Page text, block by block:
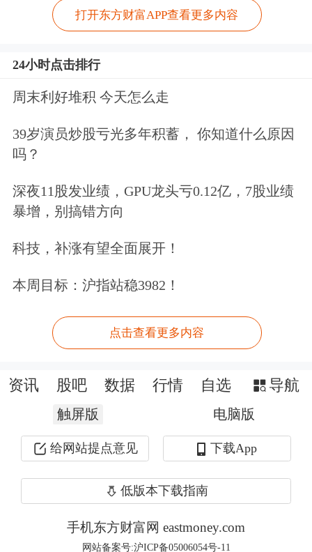
为此，主动退市都是国资公司的一种专
不会选择主动退市。
柴（扬州）投资有限公司，持有*ST亚
东省国资委，控股上市公司的比例为
个强大的背景，所以控股股东才有勇气
让 *ST亚星选择主动退市。私人企业、
家族企业不会做出这样的安排。
控股股东选择让*ST亚星主动退市自然
有控股股东的考虑。毕竟近年来*ST亚
星遭遇股价、业绩双杀，这样的现实当
然是控股股东需要正视的。基于实际控
制人为山东省国资委的身份，可以肯
定，*ST亚星选择主动退市并非是为了
坑害广大中小投资者，而是基于*ST亚
打开东方财富APP查看更多内容
24小时点击排行
周末利好堆积 今天怎么走
39岁演员炒股亏光多年积蓄， 你知道什么原因
吗？
深夜11股发业绩，GPU龙头亏0.12亿，7股业绩
暴增，别搞错方向
科技，补涨有望全面展开！
本周目标：沪指站稳3982！
点击查看更多内容
资讯 股吧 数据 行情 自选 导航
触屏版 电脑版
给网站提点意见 下载App
低版本下载指南
手机东方财富网 eastmoney.com
网站备案号:沪ICP备05006054号-11